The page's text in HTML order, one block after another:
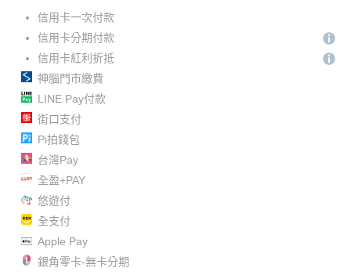
信用卡一次付款
信用卡分期付款
信用卡紅利折抵
神腦門市繳費
LINE Pay付款
街口支付
Pi拍錢包
台灣Pay
全盈+PAY
悠遊付
全支付
Apple Pay
銀角零卡-無卡分期